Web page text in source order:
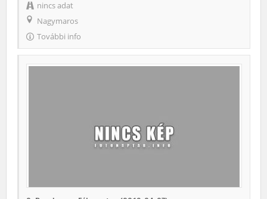
nincs adat
Nagymaros
További info